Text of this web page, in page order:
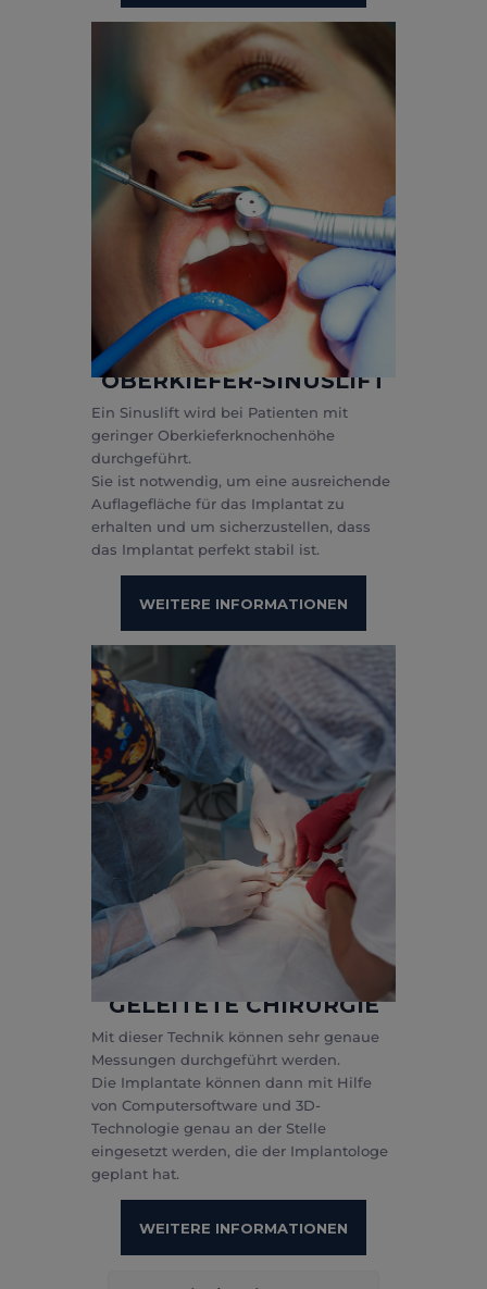
OBERKIEFER-SINUSLIFT
Ein Sinuslift wird bei Patienten mit
geringer Oberkieferknochenhöhe
durchgeführt.
Sie ist notwendig, um eine ausreichende
Auflagefläche für das Implantat zu
erhalten und um sicherzustellen, dass
das Implantat perfekt stabil ist.
WEITERE INFORMATIONEN
GELEITETE CHIRURGIE
Mit dieser Technik können sehr genaue
Messungen durchgeführt werden.
Die Implantate können dann mit Hilfe
von Computersoftware und 3D-
Technologie genau an der Stelle
eingesetzt werden, die der Implantologe
geplant hat.
WEITERE INFORMATIONEN